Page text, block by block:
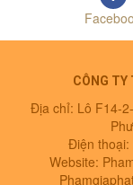
CÔNG TY
Địa chỉ: Lô F14-
Điện thoại:
Website: